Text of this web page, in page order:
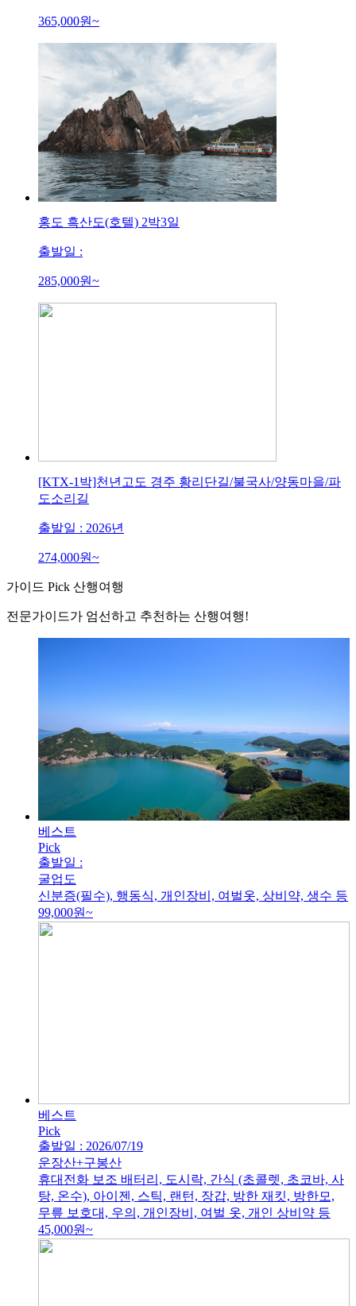
365,000원~
홍도 흑산도(호텔) 2박3일
출발일 :
285,000원~
[KTX-1박]천년고도 경주 황리단길/불국사/양동마을/파
도소리길
출발일 : 2026년
274,000원~
가이드 Pick 산행여행
전문가이드가 엄선하고 추천하는 산행여행!
베스트
Pick
출발일 :
굴업도
신분증(필수), 행동식, 개인장비, 여벌옷, 상비약, 생수 등
99,000원~
베스트
Pick
출발일 : 2026/07/19
운장산+구봉산
휴대전화 보조 배터리, 도시락, 간식 (초콜렛, 초코바, 사
탕, 온수), 아이젠, 스틱, 랜턴, 장갑, 방한 재킷, 방한모,
무릎 보호대, 우의, 개인장비, 여벌 옷, 개인 상비약 등
45,000원~